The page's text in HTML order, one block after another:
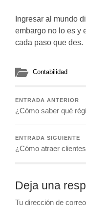
Ingresar al mundo
embargo no lo es y
cada paso que des.
Contabilidad
ENTRADA ANTERIOR
¿Cómo saber qué
ENTRADA SIGUIENTE
¿Cómo atraer
Deja una
Tu dirección de